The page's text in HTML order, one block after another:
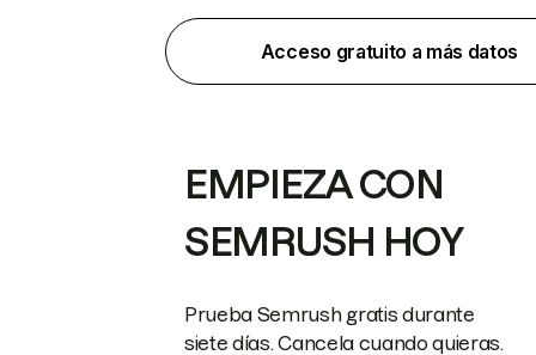
Acceso gratuito a más datos
EMPIEZA CON
SEMRUSH HOY
Prueba Semrush gratis durante
siete días. Cancela cuando quieras.